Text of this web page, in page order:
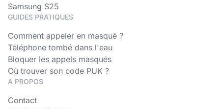
Samsung S25
GUIDES PRATIQUES
Comment appeler en masqué ?
Téléphone tombé dans l'eau
Bloquer les appels masqués
Où trouver son code PUK ?
A PROPOS
Contact